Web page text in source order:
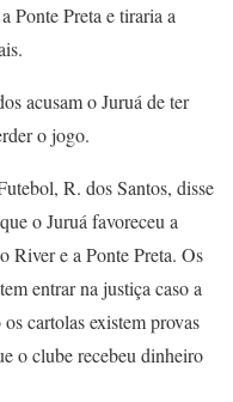
Ponte Preta e tiraria a
acusam o Juruá de ter
o jogo.
R. dos Santos, disse
o Juruá favoreceu a
e a Ponte Preta. Os
entrar na justiça caso a
cartolas existem provas
o clube recebeu dinheiro